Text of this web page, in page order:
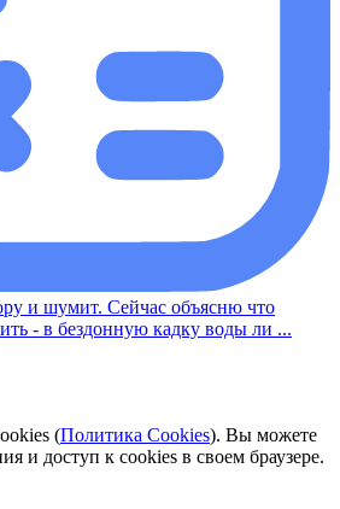
и шумит. Сейчас объясню что
- в бездонную кадку воды ли ...
(Политика Cookies). Вы можете
и доступ к cookies в своем браузере.